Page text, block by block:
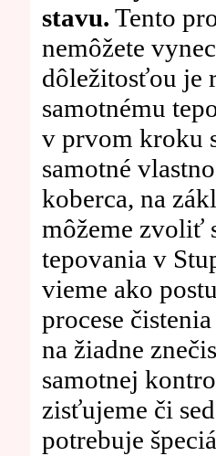
stavu. Tento
nemôžete
dôležitosťou je
samotnému
v prvom kroku
samotné
koberca, na
môžeme zvoliť
tepovania v
vieme ako
procese
na žiadne
samotnej
zisťujeme či
potrebuje